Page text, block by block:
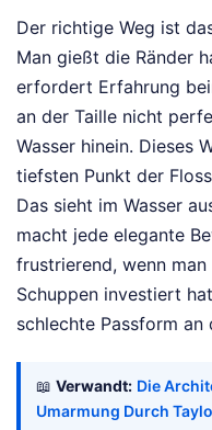
Der richtige Weg ist
Man gießt die Ränder
erfordert Erfahrung
an der Taille nicht
Wasser hinein. Dieses
tiefsten Punkt der
Das sieht im Wasser
macht jede elegante
frustrierend, wenn
Schuppen investiert
schlechte Passform
📖 Verwandt: Die
Umarmung Durch